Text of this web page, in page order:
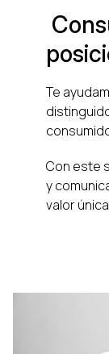
Te
Con este
y
valor